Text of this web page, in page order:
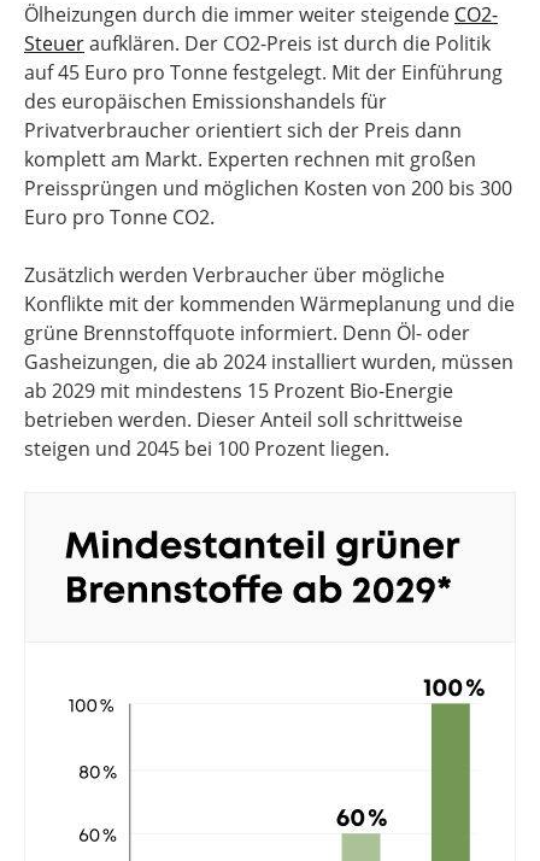
Ölheizungen durch die immer weiter steigende CO2-
Steueraufklären. Der CO2-Preis ist durch die Politik
auf 45 Euro pro Tonne festgelegt. Mit der Einführung
des europäischen Emissionshandels für
Privatverbraucher orientiert sich der Preis dann
komplett am Markt. Experten rechnen mit großen
Preissprüngen und möglichen Kosten von 200 bis 300
Euro pro Tonne CO2.
Zusätzlich werden Verbraucher über mögliche
Konflikte mit der kommenden Wärmeplanung und die
grüne Brennstoffquote informiert. Denn Öl- oder
Gasheizungen, die ab 2024 installiert wurden, müssen
ab 2029 mit mindestens 15 Prozent Bio-Energie
betrieben werden. Dieser Anteil soll schrittweise
steigen und 2045 bei 100 Prozent liegen.